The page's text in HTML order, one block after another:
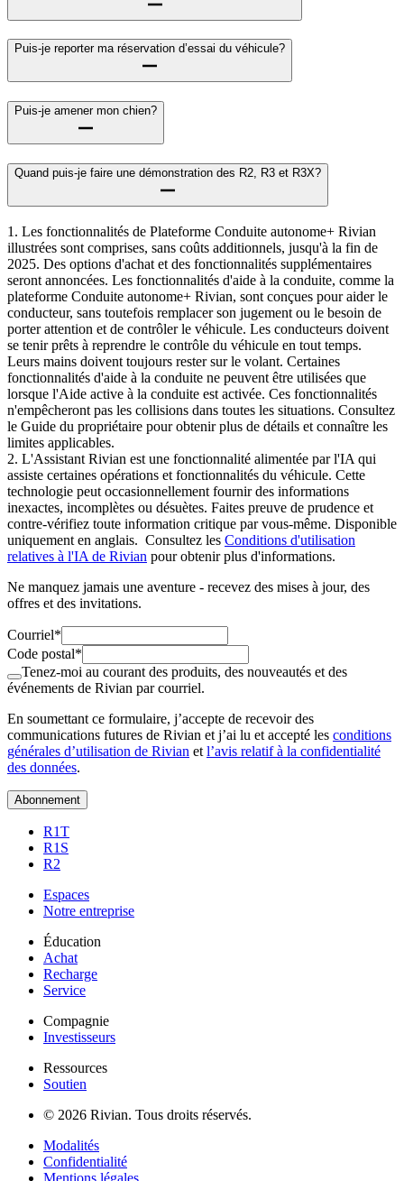
Puis-je reporter ma réservation d’essai du véhicule?
Puis-je amener mon chien?
Quand puis-je faire une démonstration des R2, R3 et R3X?
1. Les fonctionnalités de Plateforme Conduite autonome+ Rivian
illustrées sont comprises, sans coûts additionnels, jusqu'à la fin de
2025. Des options d'achat et des fonctionnalités supplémentaires
seront annoncées. Les fonctionnalités d'aide à la conduite, comme la
plateforme Conduite autonome+ Rivian, sont conçues pour aider le
conducteur, sans toutefois remplacer son jugement ou le besoin de
porter attention et de contrôler le véhicule. Les conducteurs doivent
se tenir prêts à reprendre le contrôle du véhicule en tout temps.
Leurs mains doivent toujours rester sur le volant. Certaines
fonctionnalités d'aide à la conduite ne peuvent être utilisées que
lorsque l'Aide active à la conduite est activée. Ces fonctionnalités
n'empêcheront pas les collisions dans toutes les situations. Consultez
le Guide du propriétaire pour obtenir plus de détails et connaître les
limites applicables.
2. L'Assistant Rivian est une fonctionnalité alimentée par l'IA qui
assiste certaines opérations et fonctionnalités du véhicule. Cette
technologie peut occasionnellement fournir des informations
inexactes, incomplètes ou désuètes. Faites preuve de prudence et
contre-vérifiez toute information critique par vous-même. Disponible
uniquement en anglais. Consultez les Conditions d'utilisation
relatives à l'IA de Rivian pour obtenir plus d'informations.
Ne manquez jamais une aventure - recevez des mises à jour, des
offres et des invitations.
Courriel*
Code postal*
Tenez-moi au courant des produits, des nouveautés et des
événements de Rivian par courriel.
En soumettant ce formulaire, j’accepte de recevoir des
communications futures de Rivian et j’ai lu et accepté les conditions
générales d’utilisation de Rivian et l’avis relatif à la confidentialité
des données.
Abonnement
R1T
R1S
R2
Espaces
Notre entreprise
Éducation
Achat
Recharge
Service
Compagnie
Investisseurs
Ressources
Soutien
© 2026 Rivian. Tous droits réservés.
Modalités
Confidentialité
Mentions légales